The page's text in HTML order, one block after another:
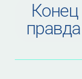
Конец